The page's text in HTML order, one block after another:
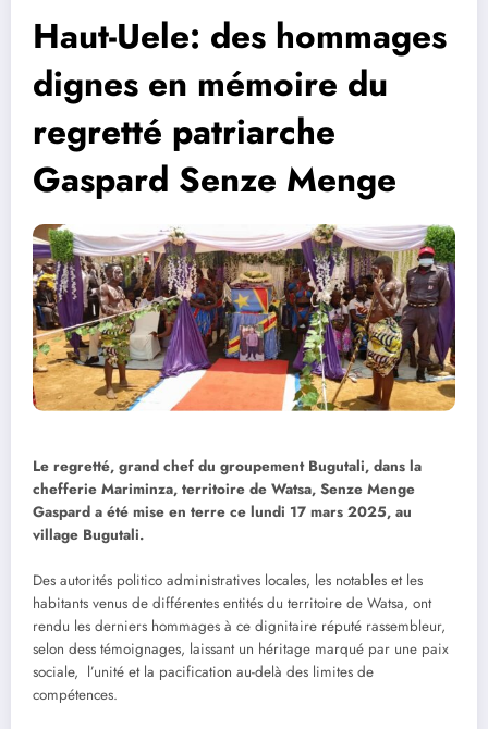
Haut-Uele: des hommages
dignes en mémoire du
regretté patriarche
Gaspard Senze Menge
Le regretté, grand chef du groupement Bugutali, dans la
chefferie Mariminza, territoire de Watsa, Senze Menge
Gaspard a été mise en terre ce lundi 17 mars 2025, au
village Bugutali.
Des autorités politico administratives locales, les notables et les
habitants venus de différentes entités du territoire de Watsa, ont
rendu les derniers hommages à ce dignitaire réputé rassembleur,
selon dess témoignages, laissant un héritage marqué par une paix
sociale, l’unité et la pacification au-delà des limites de
compétences.